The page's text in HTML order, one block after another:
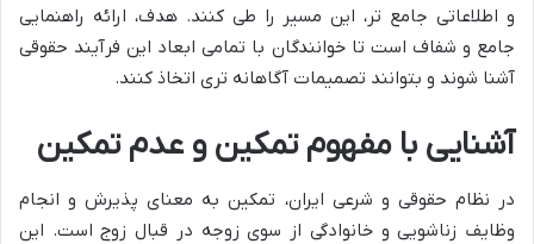
و اطلاعاتی جامع تر، این مسیر را طی کنند. هدف، ارائه راهنمایی
جامع و شفاف است تا خوانندگان با تمامی ابعاد این فرآیند حقوقی
آشنا شوند و بتوانند تصمیمات آگاهانه تری اتخاذ کنند.
آشنایی با مفهوم تمکین و عدم تمکین
در نظام حقوقی و شرعی ایران، تمکین به معنای پذیرش و انجام
وظایف زناشویی و خانوادگی از سوی زوجه در قبال زوج است. این